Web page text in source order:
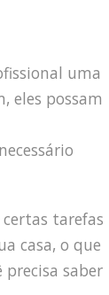
uma
eles possam
tarefas
casa, o que
saber